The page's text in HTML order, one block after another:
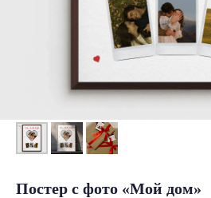
Постер с фото «Мой дом»